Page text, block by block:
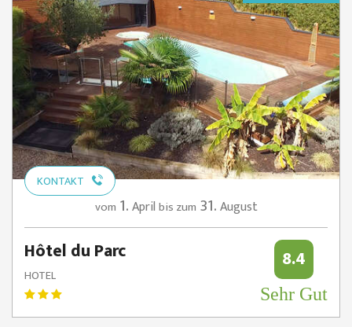
KONTAKT
vom 1.April bis zum 31.August
Hôtel du Parc
HOTEL
8.4
Sehr Gut